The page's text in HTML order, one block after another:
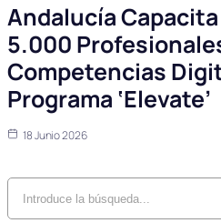
Andalucía
5.000
Competencias
Programa ‘Elevate’
18 Junio 2026